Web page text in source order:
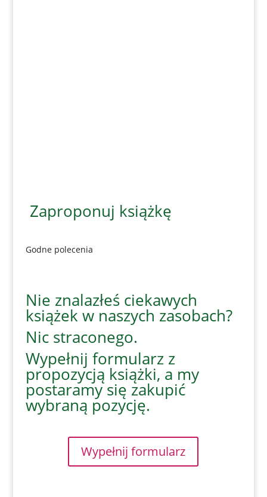
Zaproponuj książkę
Godne polecenia
Nie znalazłeś ciekawych
książek w naszych zasobach?
Nic straconego.
Wypełnij formularz z
propozycją książki, a my
postaramy się zakupić
wybraną pozycję.
Wypełnij formularz